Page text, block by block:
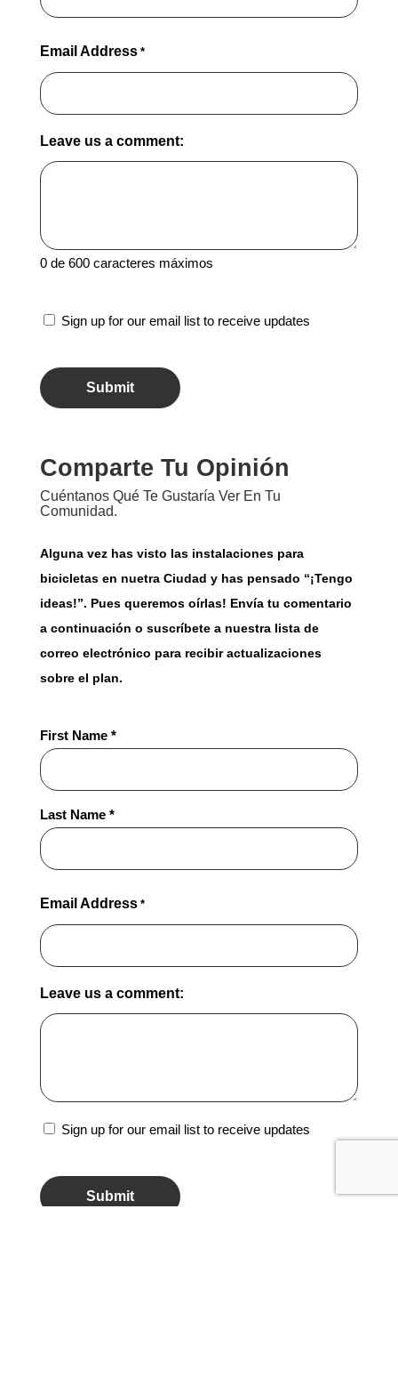
Email Address *
Leave us a comment:
0 de 600 caracteres máximos
Up Sign up for our email list to receive updates
Comparte Tu Opinión
Cuéntanos Qué Te Gustaría Ver En Tu
Comunidad.
Alguna vez has visto las instalaciones para
bicicletas en nuetra Ciudad y has pensado “¡Tengo
ideas!”. Pues queremos oírlas! Envía tu comentario
a continuación o suscríbete a nuestra lista de
correo electrónico para recibir actualizaciones
sobre el plan.
Full
Name
*
First Name *
Last Name *
Email Address *
Leave us a comment:
Up Sign up for our email list to receive updates